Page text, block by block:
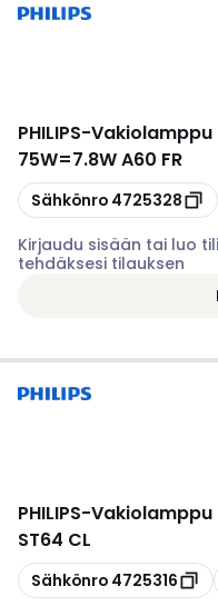
PHILIPS-Vakiolamppu
75W=7.8W A60 FR
Kopioi
Sähkönro 4725328
Kirjaudu sisään tai luo
tehdäksesi tilauksen
PHILIPS-Vakiolamppu
ST64 CL
Kopioi
Sähkönro 4725316